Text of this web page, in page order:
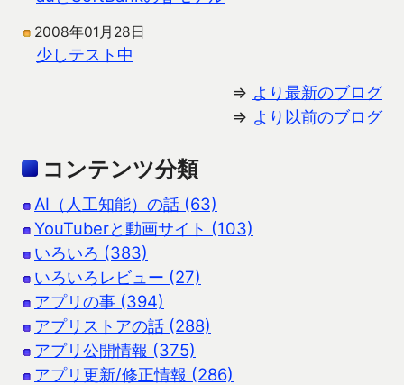
2008年01月28日
少しテスト中
⇒ より最新のブログ
⇒ より以前のブログ
コンテンツ分類
AI（人工知能）の話 (63)
YouTuberと動画サイト (103)
いろいろ (383)
いろいろレビュー (27)
アプリの事 (394)
アプリストアの話 (288)
アプリ公開情報 (375)
アプリ更新/修正情報 (286)